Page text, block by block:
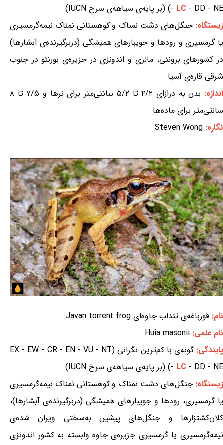
- LC - DD - NE) (بر پایه‌ی سیاهه‌ی سرخ IUCN)
زیستگاه:جنگل‌های دشت نمناک و کوهستانی نمناک نیمه‌گرمسیری
یا گرمسیری و رودها و جویبارهای همیشگی (دربرگیرنده‌ی آبشارها)
در کشورهای برونئی، مالزی و اندونزی در جزیره‌ی بورنئو در جنوب
شرقی قاره‌ی آسیا
اندازه:
بدن به درازای ۴/۲ تا ۵/۲ سانتی‌متر برای نرها و ۷/۵ تا ۸
سانتی‌متر برای ماده‌ها
نگاره: Steven Wong
نام: قورباغه‌ی تنداب جاوه‌ای Javan torrent frog
نام علمی: Huia masonii
پایندگی:
گونه‌ی با کم‌ترین نگرانی (EX - EW - CR - EN - VU - NT
- LC - DD - NE) (بر پایه‌ی سیاهه‌ی سرخ IUCN)
زیستگاه:جنگل‌های دشت نمناک و کوهستانی نمناک نیمه‌گرمسیری
یا گرمسیری، رودها و جویبارهای همیشگی (دربرگیرنده‌ی آبشارها)،
کلان‌کشتزارها و جنگل‌های پیشین به‌سختی ویران شده‌ی
نیمه‌گرمسیری یا گرمسیری جزیره‌ی جاوه وابسته به کشور اندونزی